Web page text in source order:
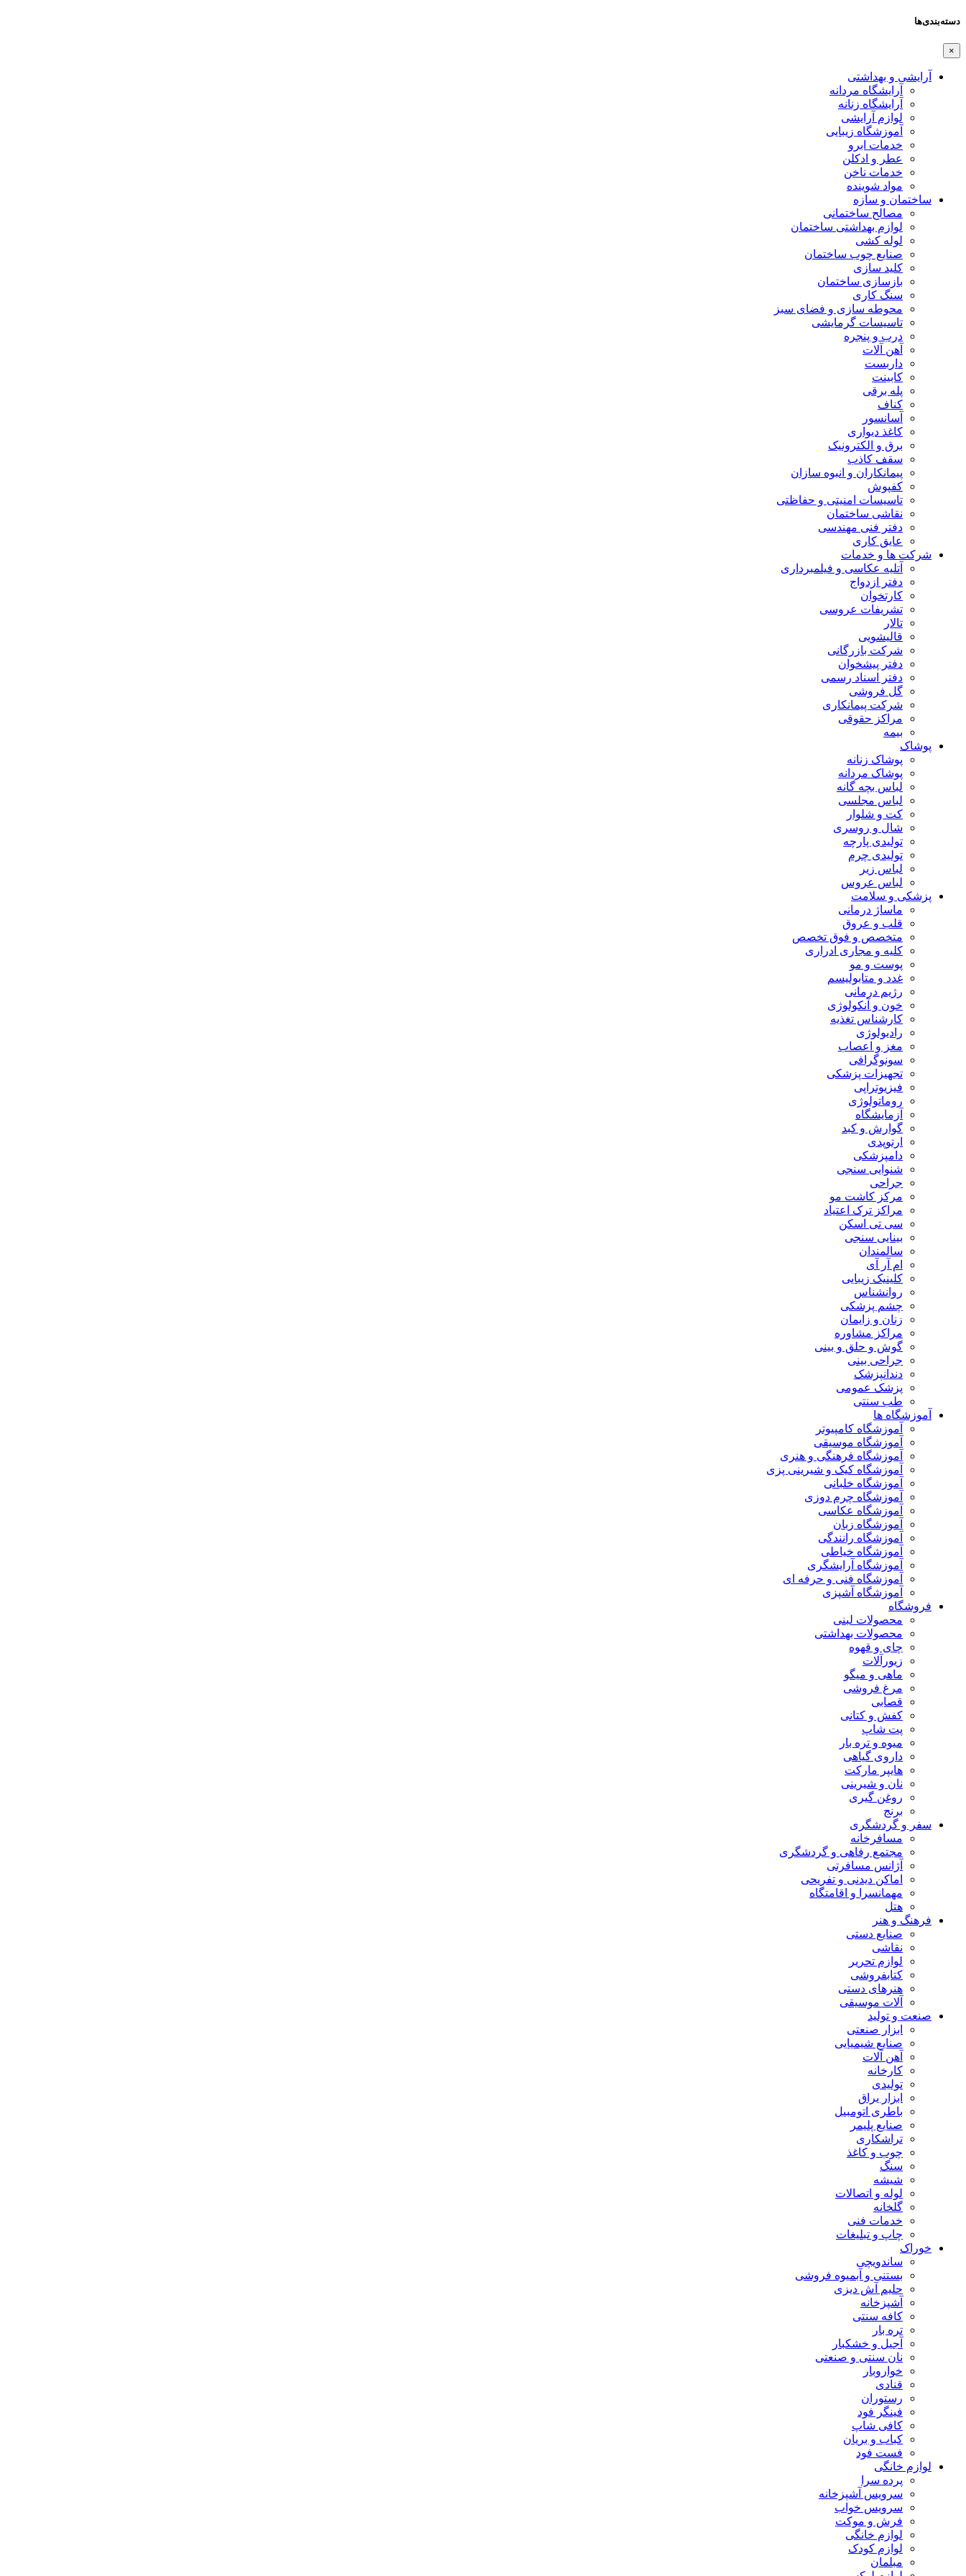
دسته‌بندی‌ها
×
آرایشی و بهداشتی
آرایشگاه مردانه
آرایشگاه زنانه
لوازم آرایشی
آموزشگاه زیبایی
خدمات ابرو
عطر و ادکلن
خدمات ناخن
مواد شوینده
ساختمان و سازه
مصالح ساختمانی
لوازم بهداشتی ساختمان
لوله کشی
صنایع چوب ساختمان
کلید سازی
بازسازی ساختمان
سنگ کاری
محوطه سازی و فضای سبز
تاسیسات گرمایشی
درب و پنجره
آهن آلات
داربست
کابینت
پله برقی
کناف
آسانسور
کاغذ دیواری
برق و الکترونیک
سقف کاذب
پیمانکاران و انبوه سازان
کفپوش
تاسیسات امنیتی و حفاظتی
نقاشی ساختمان
دفتر فنی مهندسی
عایق کاری
شرکت ها و خدمات
آتلیه عکاسی و فیلمبرداری
دفتر ازدواج
کارتخوان
تشریفات عروسی
تالار
قالیشویی
شرکت بازرگانی
دفتر پیشخوان
دفتر اسناد رسمی
گل فروشی
شرکت پیمانکاری
مراکز حقوقی
بیمه
پوشاک
پوشاک زنانه
پوشاک مردانه
لباس بچه گانه
لباس مجلسی
کت و شلوار
شال و روسری
تولیدی پارچه
تولیدی چرم
لباس زیر
لباس عروس
پزشکی و سلامت
ماساژ درمانی
قلب و عروق
متخصص و فوق تخصص
کلیه و مجاری ادراری
پوست و مو
غدد و متابولیسم
رژیم درمانی
خون و آنکولوژی
کارشناس تغذیه
رادیولوژی
مغز و اعصاب
سونوگرافی
تجهیزات پزشکی
فیزیوتراپی
روماتولوژی
آزمایشگاه
گوارش و کبد
ارتوپدی
دامپزشکی
شنوایی سنجی
جراحی
مرکز کاشت مو
مراکز ترک اعتیاد
سی تی اسکن
بینایی سنجی
سالمندان
ام آر آی
کلینیک زیبایی
روانشناس
چشم پزشکی
زنان و زایمان
مراکز مشاوره
گوش و حلق و بینی
جراحی بینی
دندانپزشک
پزشک عمومی
طب سنتی
آموزشگاه ها
آموزشگاه کامپیوتر
آموزشگاه موسیقی
آموزشگاه فرهنگی و هنری
آموزشگاه کیک و شیرینی پزی
آموزشگاه خلبانی
آموزشگاه چرم دوزی
آموزشگاه عکاسی
آموزشگاه زبان
آموزشگاه رانندگی
آموزشگاه خیاطی
آموزشگاه آرایشگری
آموزشگاه فنی و حرفه ای
آموزشگاه آشپزی
فروشگاه
محصولات لبنی
محصولات بهداشتی
چای و قهوه
زیورآلات
ماهی و میگو
مرغ فروشی
قصابی
کفش و کتانی
پت شاپ
میوه و تره بار
داروی گیاهی
هایپر مارکت
نان و شیرینی
روغن گیری
برنج
سفر و گردشگری
مسافرخانه
مجتمع رفاهی و گردشگری
آژانس مسافرتی
اماکن دیدنی و تفریحی
مهمانسرا و اقامتگاه
هتل
فرهنگ و هنر
صنایع دستی
نقاشی
لوازم تحریر
کتابفروشی
هنرهای دستی
آلات موسیقی
صنعت و تولید
ابزار صنعتی
صنایع شیمیایی
آهن آلات
کارخانه
تولیدی
ابزار یراق
باطری اتومبیل
صنایع پلیمر
تراشکاری
چوب و کاغذ
سنگ
شیشه
لوله و اتصالات
گلخانه
خدمات فنی
چاپ و تبلیغات
خوراک
ساندویچی
بستنی و آبمیوه فروشی
حلیم آش دیزی
آشپزخانه
کافه سنتی
تره بار
آجیل و خشکبار
نان سنتی و صنعتی
خواروبار
قنادی
رستوران
فینگر فود
کافی شاپ
کباب و بریان
فست فود
لوازم خانگی
پرده سرا
سرویس آشپزخانه
سرویس خواب
فرش و موکت
لوازم خانگی
لوازم کودک
مبلمان